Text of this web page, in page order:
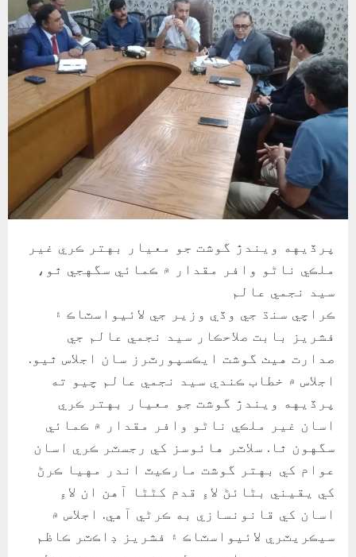
پرڏيهه ويندڙ گوشت جو معيار بهتر ڪري غير
ملڪي ناڻو وافر مقدار ۾ ڪمائي سگهجي ٿو،
سيد نجمي عالم
ڪراچي سنڌ جي وڏي وزير جي لائيواسٽاڪ ۽
فشريز بابت صلاحڪار سيد نجمي عالم جي
صدارت هيٺ گوشت ايڪسپورٽرز سان اجلاس ٿيو.
اجلاس ۾ خطاب ڪندي سيد نجمي عالم چيو ته
پرڏيهه ويندڙ گوشت جو معيار بهتر ڪري
اسان غير ملڪي ناڻو وافر مقدار ۾ ڪمائي
سگهون ٿا. سلاٽر هائوسز کي رجسٽر ڪري اسان
عوام کي بهتر گوشت مارڪيٽ اندر مهيا ڪرڻ
کي يقيني بڻائڻ لاءِ قدم کڻڻا آهن ان لاءِ
اسان کي قانونسازي به ڪرڻي آهي. اجلاس ۾
سيڪريٽري لائيواسٽاڪ ۽ فشريز ڊاڪٽر ڪاظم